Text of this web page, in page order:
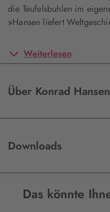
die Teufelsbuhlen im
»Hansen liefert
Weiterlesen
Über Konrad Hansen
Downloads
Das könnte